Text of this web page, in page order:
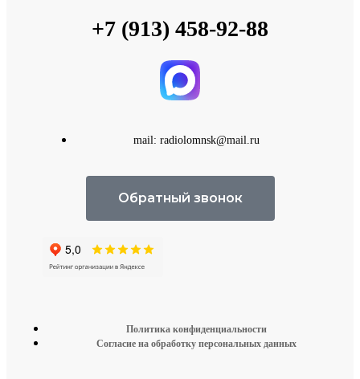
+7 (913) 458-92-88
mail: radiolomnsk@mail.ru
Обратный звонок
Политика конфиденциальности
Согласие на обработку персональных данных